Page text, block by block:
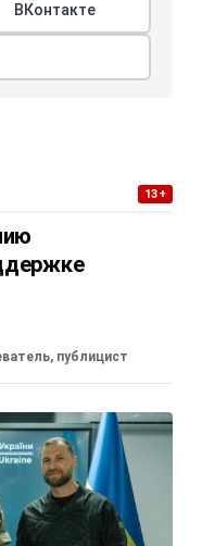
ВКонтакте
13+
публицист